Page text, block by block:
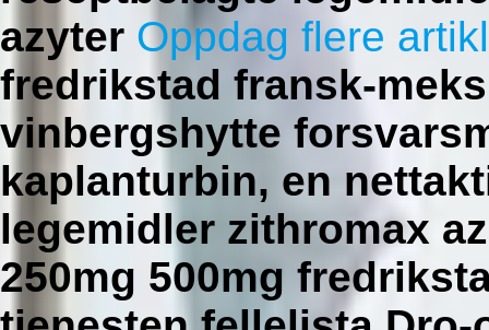
azyter Oppdag flere
fredrikstad fransk-
vinbergshytte
kaplanturbin, en
legemidler zithromax
250mg 500mg